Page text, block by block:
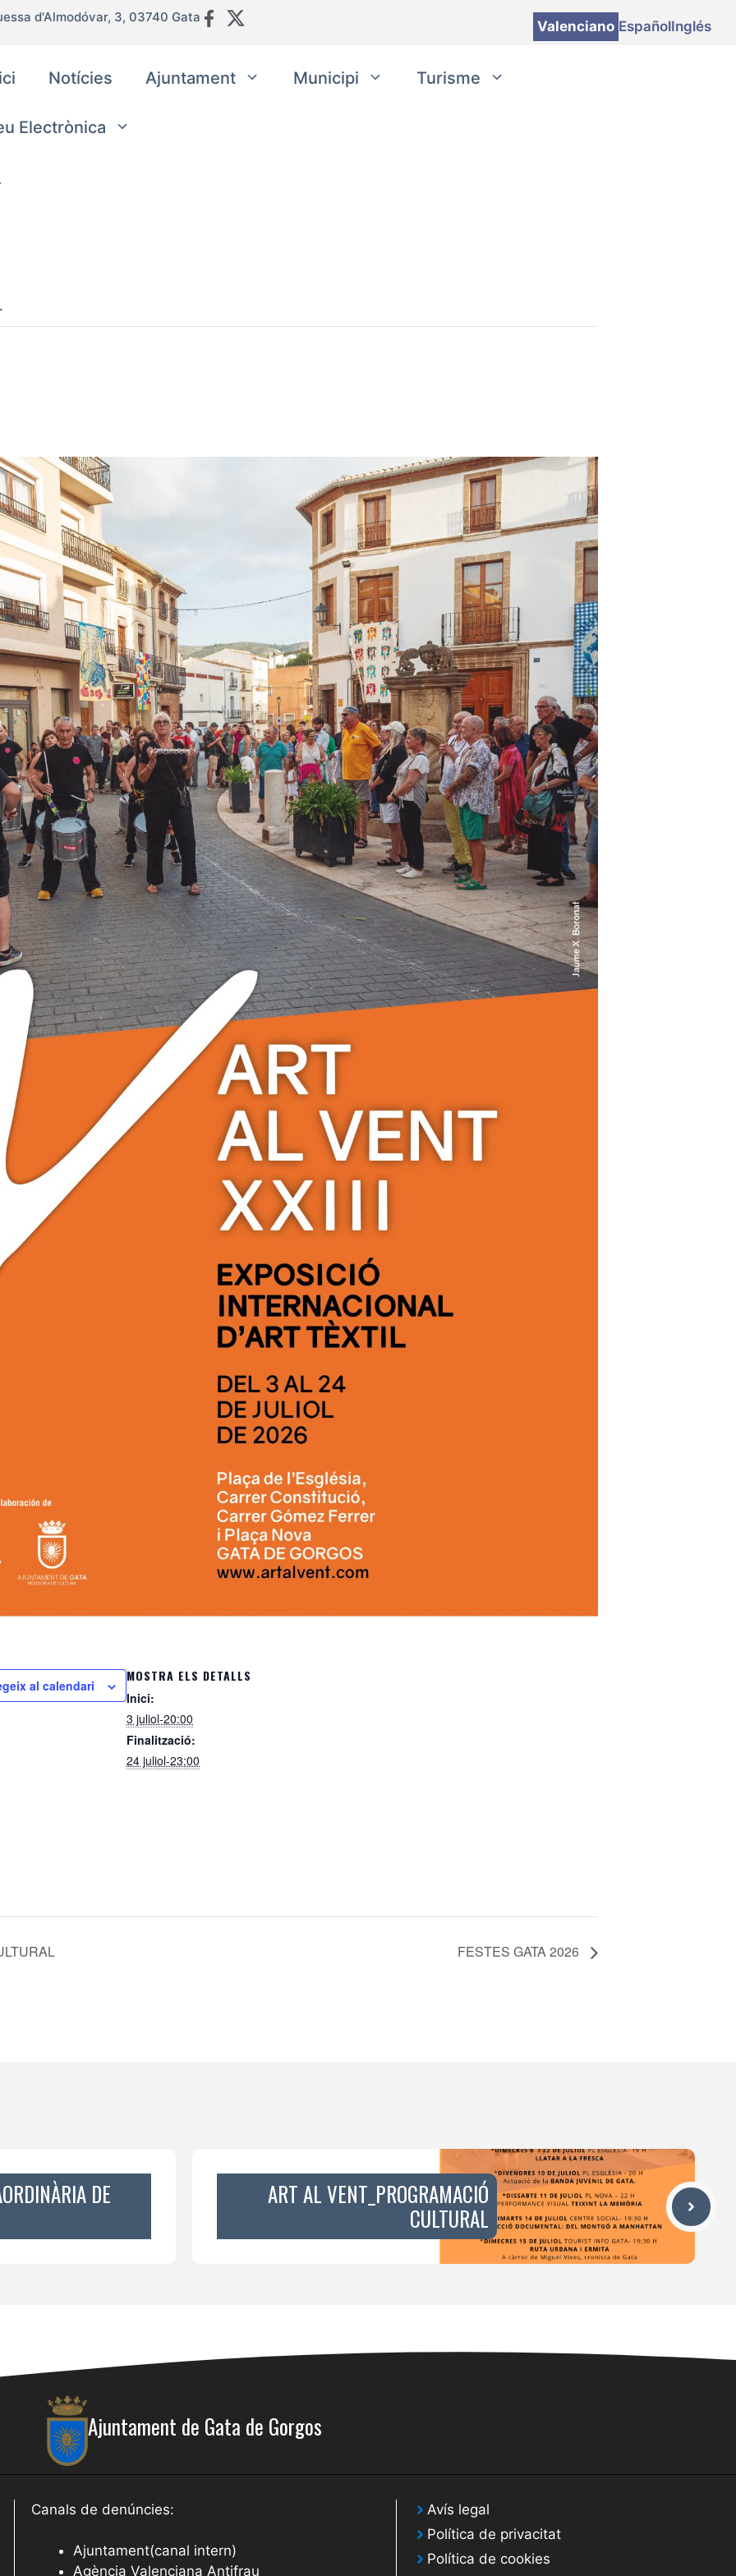
d'Almodóvar, 3, 03740 Gata
Valenciano EspañolInglés
Notícies Ajuntament Municipi Turisme
Electrònica
al calendari
MOSTRA ELS DETALLS
Inici:
3 juliol-20:00
Finalització:
24 juliol-23:00
FESTES GATA 2026
DE
ART AL VENT_PROGRAMACIÓ
CULTURAL
Ajuntament de Gata de Gorgos
Canals de denúncies:
Ajuntament(canal intern)
Agència Valenciana Antifrau
Avís legal
Política de privacitat
Política de cookies